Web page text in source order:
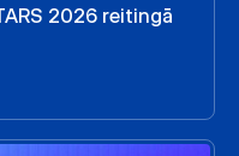
2026 reitingā